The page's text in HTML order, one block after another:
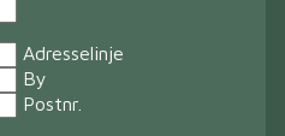
Adresselinje
By
Postnr.